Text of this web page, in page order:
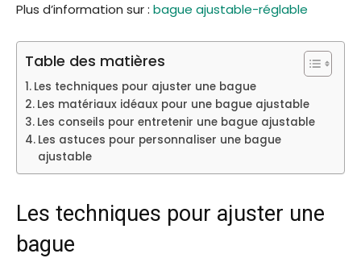
Plus d’information sur : bague ajustable-réglable
Table des matières
Les techniques pour ajuster une bague
Les matériaux idéaux pour une bague ajustable
Les conseils pour entretenir une bague ajustable
Les astuces pour personnaliser une bague
ajustable
Les techniques pour ajuster une
bague